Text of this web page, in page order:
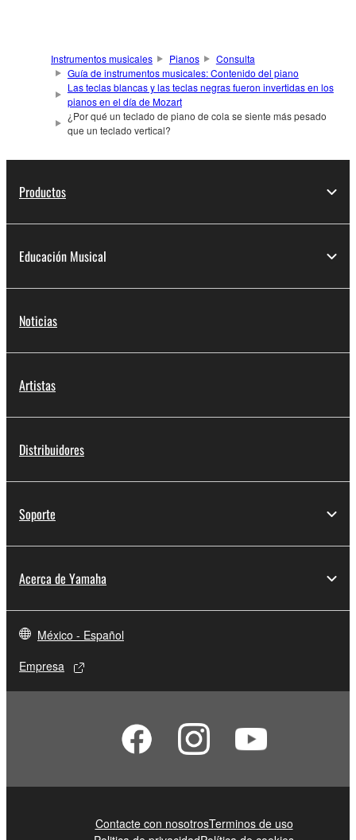
Instrumentos musicales Pianos
Consulta
Guía de instrumentos musicales: Contenido del piano
Las teclas blancas y las teclas negras fueron invertidas en los
pianos en el día de Mozart
¿Por qué un teclado de piano de cola se siente más pesado
que un teclado vertical?
Productos
Educación Musical
Noticias
Artistas
Distribuidores
Soporte
Acerca de Yamaha
México - Español
Empresa
Contacte con nosotrosTerminos de uso